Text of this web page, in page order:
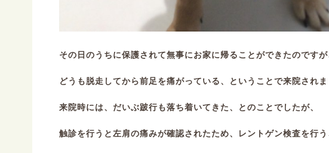
その日のうちに保護されて無事にお家に帰ることができたのですが
どうも脱走してから前足を痛がっている、ということで来院されま
来院時には、だいぶ跛行も落ち着いてきた、とのことでしたが、
触診を行うと左肩の痛みが確認されたため、レントゲン検査を行う